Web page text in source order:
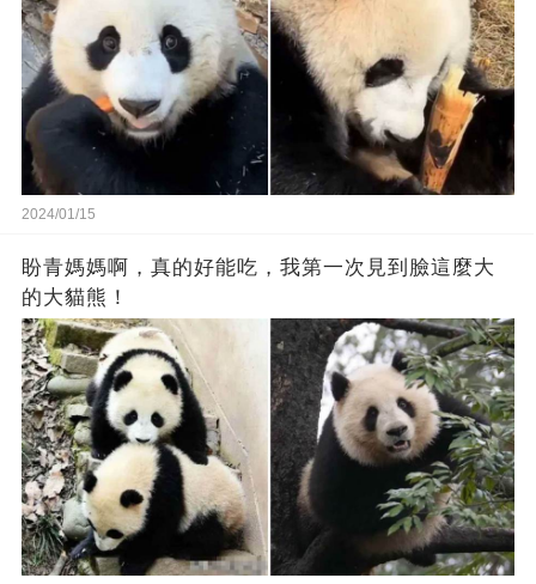
2024/01/15
盼青媽媽啊，真的好能吃，我第一次見到臉這麼大
的大貓熊！